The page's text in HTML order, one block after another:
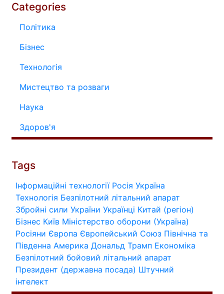
Categories
Політика
Бізнес
Технологія
Мистецтво та розваги
Наука
Здоров'я
Tags
Інформаційні технології Росія Україна
Технологія Безпілотний літальний апарат
Збройні сили України Українці Китай (регіон)
Бізнес Київ Міністерство оборони (Україна)
Росіяни Європа Європейський Союз Північна та
Південна Америка Дональд Трамп Економіка
Безпілотний бойовий літальний апарат
Президент (державна посада) Штучний
інтелект